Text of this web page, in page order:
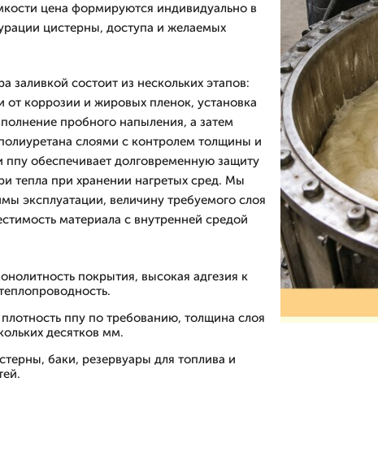
цена формируются индивидуально в
цистерны, доступа и желаемых
заливкой состоит из нескольких этапов:
от коррозии и жировых пленок, установка
пробного напыления, а затем
слоями с контролем толщины и
обеспечивает долговременную защиту
тепла при хранении нагретых сред. Мы
эксплуатации, величину требуемого слоя
материала с внутренней средой
покрытия, высокая адгезия к
ппу по требованию, толщина слоя
десятков мм.
баки, резервуары для топлива и